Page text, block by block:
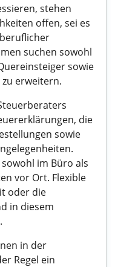
stehen
offen, sei es
suchen sowohl
sowie
erweitern.
die
sowie
im Büro als
vor Ort. Flexible
oder die
in diesem
in der
Regel ein